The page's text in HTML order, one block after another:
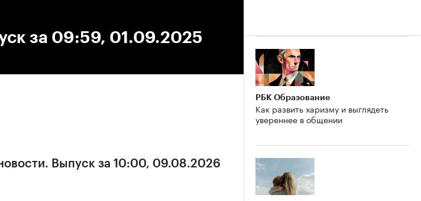
за 09:59, 01.09.2025
Выпуск за 10:00, 09.08.2026
РБК Образование
Как развить харизму и выглядеть
увереннее в общении